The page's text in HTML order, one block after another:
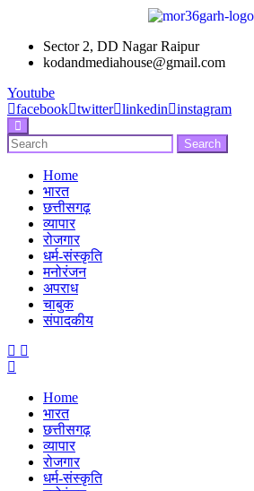
Sector 2, DD Nagar Raipur
kodandmediahouse@gmail.com
Youtube
facebook twitter linkedin instagram
Enter
Keyword
Search
for:
Search
Search
Home
भारत
छत्तीसगढ़
व्यापार
रोजगार
धर्म-संस्कृति
मनोरंजन
अपराध
चाबुक
संपादकीय
Home
भारत
छत्तीसगढ़
व्यापार
रोजगार
धर्म-संस्कृति